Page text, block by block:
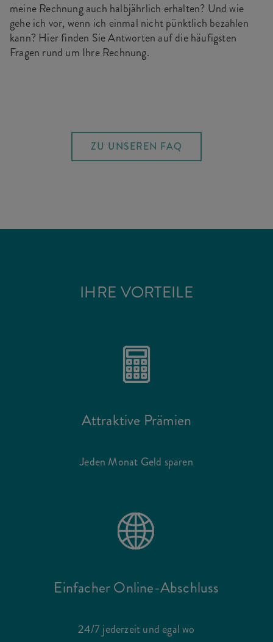
meine Rechnung auch halbjährlich erhalten? Und wie
gehe ich vor, wenn ich einmal nicht pünktlich bezahlen
kann? Hier finden Sie Antworten auf die häufigsten
Fragen rund um Ihre Rechnung.
ZU UNSEREN FAQ
IHRE VORTEILE
Attraktive Prämien
Jeden Monat Geld sparen
Einfacher Online-Abschluss
24/7 jederzeit und egal wo